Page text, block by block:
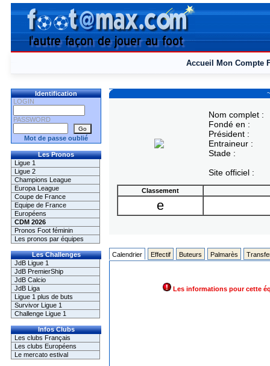
Accueil Mon Compte
Identification
LOGIN
PASSWORD
Mot de passe oublié
Les Pronos
Ligue 1
Ligue 2
Champions League
Europa League
Coupe de France
Equipe de France
Européens
CDM 2026
Pronos Foot féminin
Les pronos par équipes
Les Challenges
JdB Ligue 1
JdB PremierShip
JdB Calcio
JdB Liga
Ligue 1 plus de buts
Survivor Ligue 1
Challenge Ligue 1
Infos Clubs
Les clubs Français
Les clubs Européens
Le mercato estival
Nom complet :
Fondé en :
Président :
Entraineur :
Stade :
Site officiel :
Classement
e
Calendrier Effectif Buteurs Palmarès
Les informations pour cette